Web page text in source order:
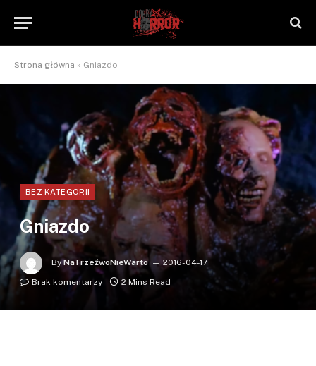
Strona główna » Gniazdo
BEZ KATEGORII
Gniazdo
By NaTrzeźwoNieWarto
2016-04-17
Brak komentarzy
2 Mins Read